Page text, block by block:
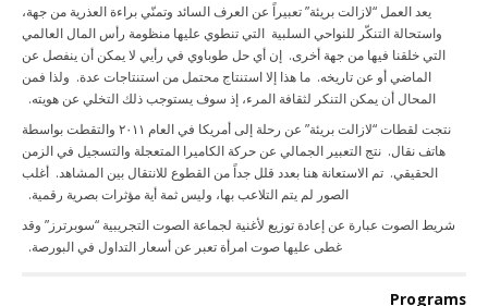
يعد العمل “لازالت بريئة” تعبيراً عن العرف السائد وتمنّي براءة العذرية من جهة،
واستحالة التنكّر للنواحي السلبية التي تنطوي عليها منظومة رأس المال العالمي
التي خلقنا فيها من جهة أخرى. إن أي حل طوباوي في رأيي لا يمكن أن ينفصل عن
الماضي أو عن تاريخه. ما هذا إلا استنتاج محتمل من استنتاجات عدة. ولذا فمن
المحال أن يمكن التنكر لثقافة المرء، إذ سوف يستوجب ذلك التخلي عن هويته.
نتجت لقطات “لازالت بريئة” عن رحلة إلى أمريكا في العام ٢٠١١ والتقطت بواسطة
هاتف نقال. نتج التعبير الجمالي عن حركة الكاميرا المتعجلة والتسجيل في الزمن
الحقيقي. تم الاستعانة هنا بعدد قلل جداً من القطوع للانتقال بين المشاهد. أغلب
الصور لم يتم التلاعب بها، وليس ثمة أية مؤثرات بصرية رقمية.
شريط الصوت عبارة عن إعادة توزيع لأغنية لجماعة الصوت التجريبية “سوبرترز” وقد
غطى عليها صوت امرأة تعبر عن أسعار التداول في البورصة.
Programs